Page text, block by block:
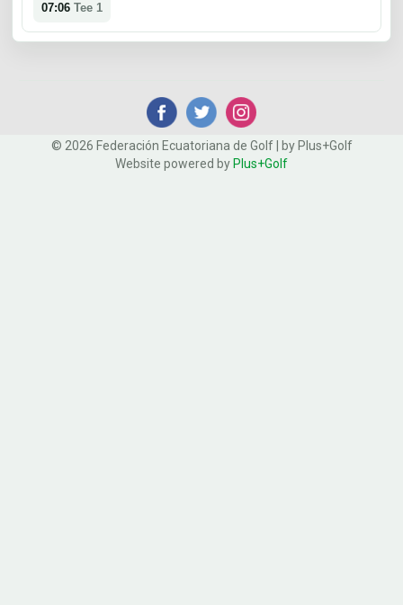
07:06 Tee 1
© 2026 Federación Ecuatoriana de Golf | by Plus+Golf
Website powered by Plus+Golf